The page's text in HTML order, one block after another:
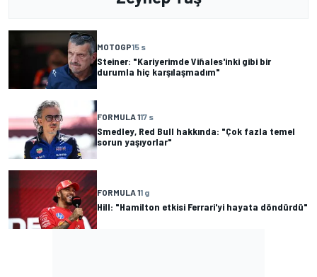
MOTOGP15 s
Steiner: "Kariyerimde Viñales'inki gibi bir
durumla hiç karşılaşmadım"
FORMULA 117 s
Smedley, Red Bull hakkında: "Çok fazla temel
sorun yaşıyorlar"
FORMULA 11 g
Hill: "Hamilton etkisi Ferrari'yi hayata döndürdü"